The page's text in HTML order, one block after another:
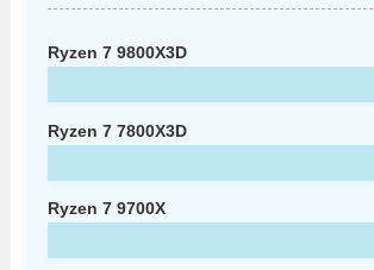
Ryzen 7 9800X3D
Ryzen 7 7800X3D
Ryzen 7 9700X